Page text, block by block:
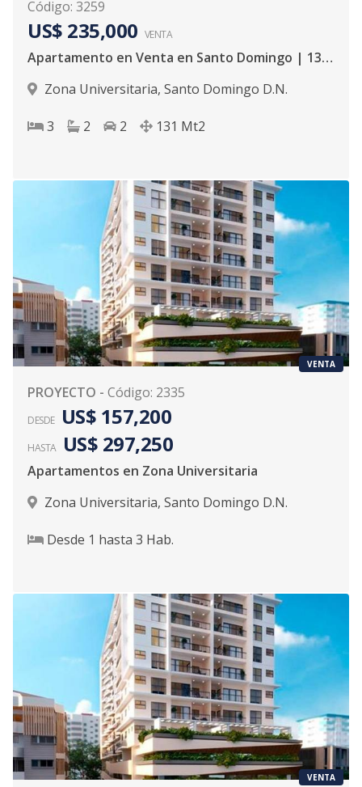
Código: 3259
US$ 235,000 VENTA
Apartamento en Venta en Santo Domingo | 131 m² con Vista al Malecón — Zona Universitaria
Zona Universitaria, Santo Domingo D.N.
3 2 2 131 Mt2
VENTA
PROYECTO - Código: 2335
DESDE US$ 157,200
HASTA US$ 297,250
Apartamentos en Zona Universitaria
Zona Universitaria, Santo Domingo D.N.
Desde 1 hasta 3 Hab.
VENTA